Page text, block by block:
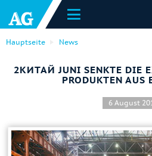
Hauptseite News
2КИТАЙ JUNI SENKTE DIE
PRODUKTEN AUS
6 August